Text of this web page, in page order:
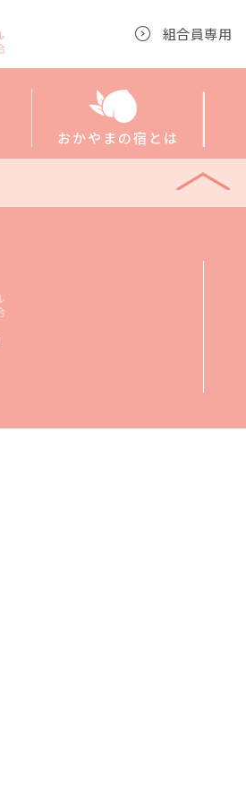
組合員専用
おかやまの宿とは